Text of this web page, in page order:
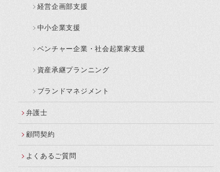
経営企画部支援
中小企業支援
ベンチャー企業・社会起業家支援
資産承継プランニング
ブランドマネジメント
弁護士
顧問契約
よくあるご質問